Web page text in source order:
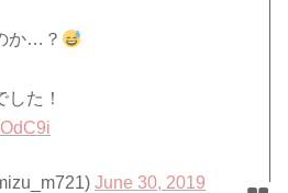
か…？
た！
June 30, 2019